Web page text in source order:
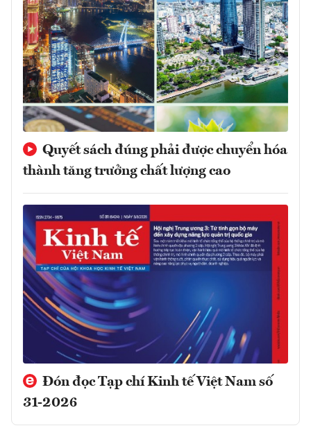
Quyết sách đúng phải được chuyển hóa
thành tăng trưởng chất lượng cao
Đón đọc Tạp chí Kinh tế Việt Nam số
31-2026